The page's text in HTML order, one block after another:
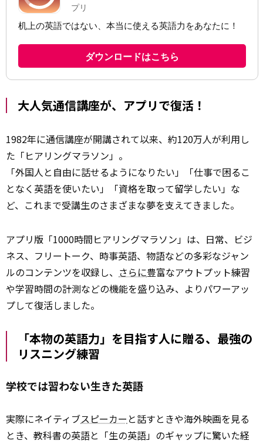
大人気通信講座が、アプリで復活！
1982年に通信講座が開講されて以来、約120万人が利用し
た「ヒアリングマラソン」。
「外国人と自由に話せるようになりたい」「仕事で困るこ
となく英語を使いたい」「資格を取って留学したい」な
ど、これまで受講生のさまざまな夢を支えてきました。
アプリ版「1000時間ヒアリングマラソン」は、日常、ビジ
ネス、フリートーク、時事英語、物語などの多彩なジャン
ルのコンテンツを収録し、 さらに豊富なアウトプット練習
や学習時間の計測などの機能を盛り込み、よりパワーアッ
プして復活しました。
「本物の英語力」を目指す人に贈る、最強の
リスニング練習
学校では習わない生きた英語
実際にネイティブスピーカー と話すときや海外映画を見る
とき、教科書の英語と「生の英語」のギャップに驚いた経